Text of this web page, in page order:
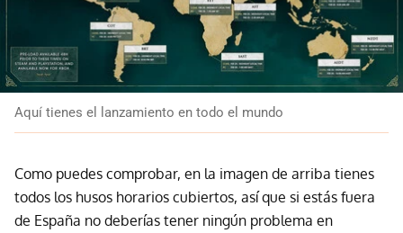
Aquí tienes el lanzamiento en todo el mundo
Como puedes comprobar, en la imagen de arriba tienes
todos los husos horarios cubiertos, así que si estás fuera
de España no deberías tener ningún problema en